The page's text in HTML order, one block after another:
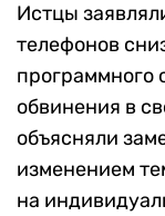
Истцы
телефонов
программного
обвинения в
объясняли
изменением
на